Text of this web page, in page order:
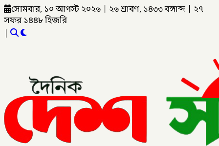
সোমবার, ১০ আগস্ট ২০২৬ ২৬ শ্রাবণ, ১৪৩৩ বঙ্গাব্দ
২৭
সফর ১৪৪৮ হিজরি
|